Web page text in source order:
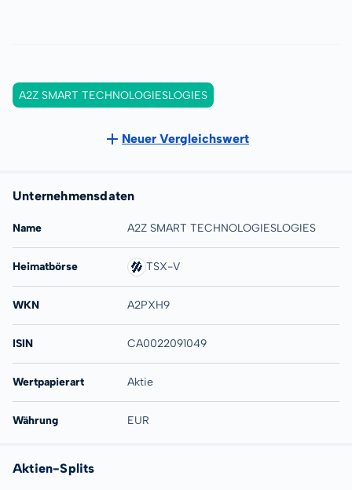
A2Z SMART TECHNOLOGIESLOGIES
Neuer Vergleichswert
Unternehmensdaten
Name A2Z SMART TECHNOLOGIESLOGIES
Heimatbörse TSX-V
WKN A2PXH9
ISIN CA0022091049
Wertpapierart Aktie
Währung EUR
Aktien-Splits